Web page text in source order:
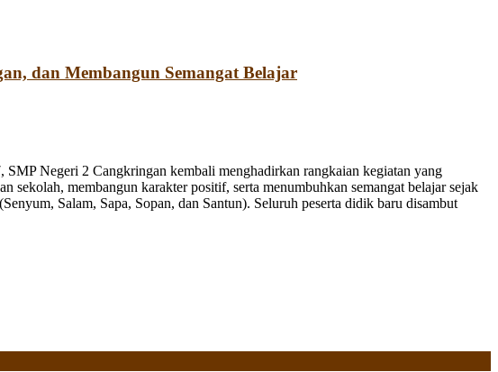
dan Membangun Semangat Belajar
Negeri 2 Cangkringan kembali menghadirkan rangkaian kegiatan yang
membangun karakter positif, serta menumbuhkan semangat belajar sejak
Salam, Sapa, Sopan, dan Santun). Seluruh peserta didik baru disambut